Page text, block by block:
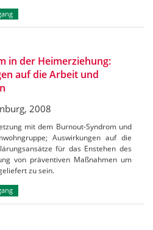
in der Heimerziehung:
auf die Arbeit und
2008
mit dem Burnout-Syndrom und
Auswirkungen auf die
für das Enstehen des
von präventiven Maßnahmen um
zu sein.